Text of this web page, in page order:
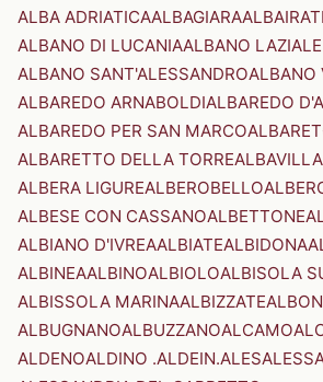
ALBA ADRIATICAALBAGIARA
ALBANO DI LUCANIAALBANO LAZIALE
ALBANO SANT'ALESSANDROALBANO
ALBAREDO ARNABOLDIALBAREDO
ALBAREDO PER SAN MARCO
ALBARETTO DELLA TORREALBAVILLA
ALBERA LIGUREALBEROBELLO
ALBESE CON CASSANOALBETTONE
ALBIANO D'IVREAALBIATEALBIDONA
ALBINEAALBINOALBIOLOALBISOLA
ALBISSOLA MARINAALBIZZATE
ALBUGNANOALBUZZANOALCAMO
ALDENOALDINO .ALDEIN.ALES